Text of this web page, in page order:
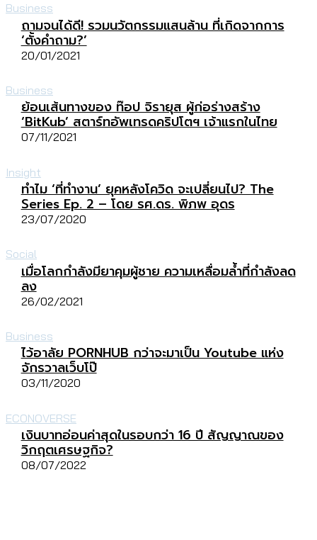
Business
ถามจนได้ดี! รวมนวัตกรรมแสนล้าน ที่เกิดจากการ
‘ตั้งคำถาม?’
20/01/2021
Business
ย้อนเส้นทางของ ท๊อป จิรายุส ผู้ก่อร่างสร้าง
‘BitKub’ สตาร์ทอัพเทรดคริปโตฯ เจ้าแรกในไทย
07/11/2021
Insight
ทำไม ‘ที่ทำงาน’ ยุคหลังโควิด จะเปลี่ยนไป? The
Series Ep. 2 – โดย รศ.ดร. พิภพ อุดร
23/07/2020
Social
เมื่อโลกกำลังมียาคุมผู้ชาย ความเหลื่อมล้ำที่กำลังลด
ลง
26/02/2021
Business
ไว้อาลัย PORNHUB กว่าจะมาเป็น Youtube แห่ง
จักรวาลเว็บโป๊
03/11/2020
ECONOVERSE
เงินบาทอ่อนค่าสุดในรอบกว่า 16 ปี สัญญาณของ
วิกฤตเศรษฐกิจ?
08/07/2022